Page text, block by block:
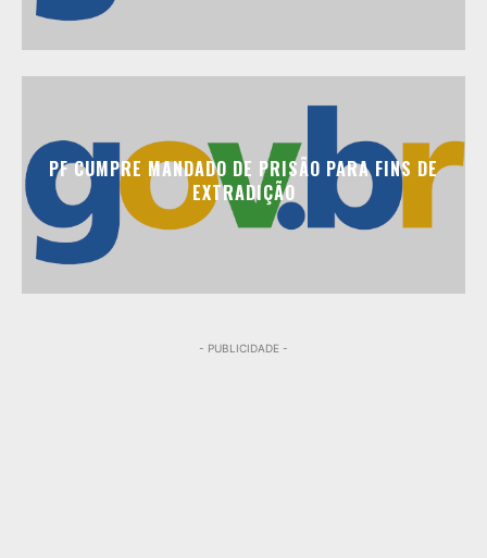
PF CUMPRE MANDADO DE PRISÃO PARA FINS DE
EXTRADIÇÃO
- PUBLICIDADE -